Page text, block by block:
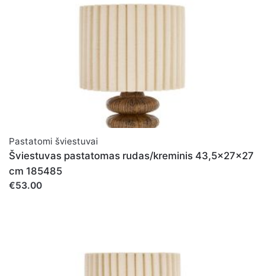
Pastatomi šviestuvai
Šviestuvas pastatomas rudas/kreminis 43,5x27x27
cm 185485
€53.00